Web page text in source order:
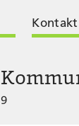
Kontakt